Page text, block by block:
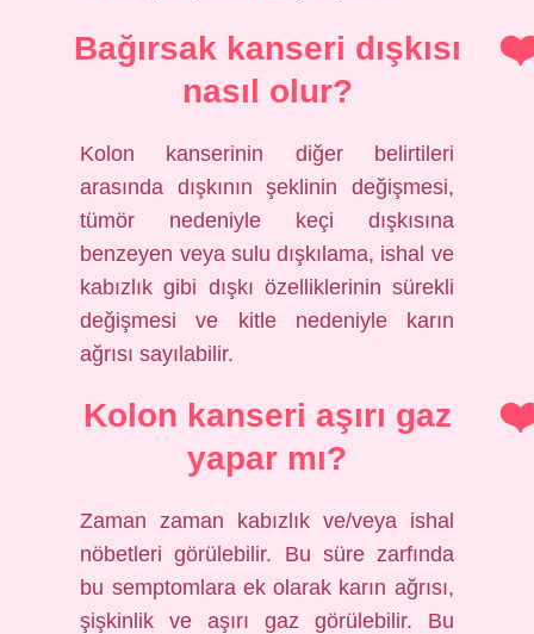
Bağırsak kanseri dışkısı
nasıl olur?
Kolon kanserinin diğer belirtileri
arasında dışkının şeklinin değişmesi,
tümör nedeniyle keçi dışkısına
benzeyen veya sulu dışkılama, ishal ve
kabızlık gibi dışkı özelliklerinin sürekli
değişmesi ve kitle nedeniyle karın
ağrısı sayılabilir.
Kolon kanseri aşırı gaz
yapar mı?
Zaman zaman kabızlık ve/veya ishal
nöbetleri görülebilir. Bu süre zarfında
bu semptomlara ek olarak karın ağrısı,
şişkinlik ve aşırı gaz görülebilir. Bu